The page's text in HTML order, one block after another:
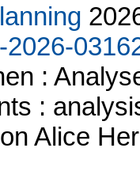
:
:
Alice